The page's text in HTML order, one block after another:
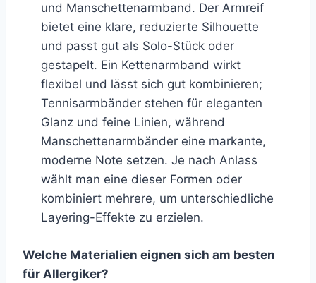
und Manschettenarmband. Der Armreif
bietet eine klare, reduzierte Silhouette
und passt gut als Solo-Stück oder
gestapelt. Ein Kettenarmband wirkt
flexibel und lässt sich gut kombinieren;
Tennisarmbänder stehen für eleganten
Glanz und feine Linien, während
Manschettenarmbänder eine markante,
moderne Note setzen. Je nach Anlass
wählt man eine dieser Formen oder
kombiniert mehrere, um unterschiedliche
Layering-Effekte zu erzielen.
Welche Materialien eignen sich am besten
für Allergiker?